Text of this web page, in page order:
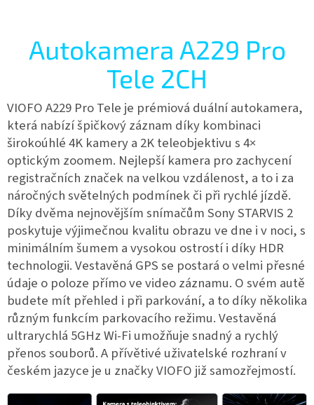
Autokamera A229 Pro
Tele 2CH
VIOFO A229 Pro Tele je prémiová duální autokamera,
která nabízí špičkový záznam díky kombinaci
širokoúhlé 4K kamery a 2K teleobjektivu s 4×
optickým zoomem. Nejlepší kamera pro zachycení
registračních značek na velkou vzdálenost, a to i za
náročných světelných podmínek či při rychlé jízdě.
Díky dvěma nejnovějším snímačům Sony STARVIS 2
poskytuje výjimečnou kvalitu obrazu ve dne i v noci, s
minimálním šumem a vysokou ostrostí i díky HDR
technologii. Vestavěná GPS se postará o velmi přesné
údaje o poloze přímo ve video záznamu. O svém autě
budete mít přehled i při parkování, a to díky několika
různým funkcím parkovacího režimu. Vestavěná
ultrarychlá 5GHz Wi-Fi umožňuje snadný a rychlý
přenos souborů. A přívětivé uživatelské rozhraní v
českém jazyce je u značky VIOFO již samozřejmostí.